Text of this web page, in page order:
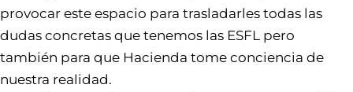
provocar este espacio para trasladarles todas las
dudas concretas que tenemos las ESFL pero
también para que Hacienda tome conciencia de
nuestra realidad.